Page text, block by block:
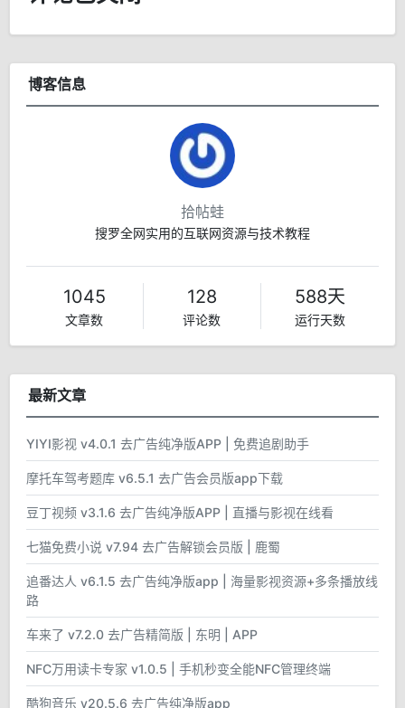
博客信息
拾帖蛙
搜罗全网实用的互联网资源与技术教程
1045
文章数
128
评论数
588天
运行天数
最新文章
YIYI影视 v4.0.1 去广告纯净版APP | 免费追剧助手
摩托车驾考题库 v6.5.1 去广告会员版app下载
豆丁视频 v3.1.6 去广告纯净版APP | 直播与影视在线看
七猫免费小说 v7.94 去广告解锁会员版 | 鹿蜀
追番达人 v6.1.5 去广告纯净版app | 海量影视资源+多条播放线
路
车来了 v7.2.0 去广告精简版 | 东明 | APP
NFC万用读卡专家 v1.0.5 | 手机秒变全能NFC管理终端
酷狗音乐 v20.5.6 去广告纯净版app